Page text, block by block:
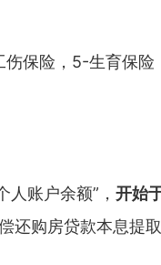
保险，5-生育保险
人账户余额”， 开始
还购房贷款本息提取